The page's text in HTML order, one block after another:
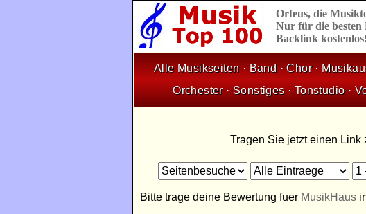
Orfeus, die
Nur für die besten
Backlink kostenlos!
Alle Musikseiten · Band ·Chor·
Orchester· Sonstiges· Tonstudio·
Tragen Sie jetzt einen Link
Bitte trage deine Bewertung fuer MusikHaus